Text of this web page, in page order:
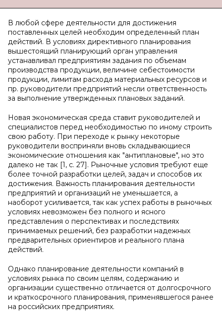
В любой сфере деятельности для достижения
поставленных целей необходим определенный план
действий. В условиях директивного планирования
вышестоящий планирующий орган управления
устанавливал предприятиям задания по объемам
производства продукции, величине себестоимости
продукции, лимитам расхода материальных ресурсов и
пр. руководители предприятий несли ответственность
за выполнение утвержденных плановых заданий.
Новая экономическая среда ставит руководителей и
специалистов перед необходимостью по иному строить
свою работу. При переходе к рынку некоторые
руководители восприняли вновь складывающиеся
экономические отношения как "антиплановые", но это
далеко не так [1, с. 27]. Рыночные условия требуют еще
более точной разработки целей, задач и способов их
достижения. Важность планирования деятельности
предприятий и организаций не уменьшается, а
наоборот усиливается, так как успех работы в рыночных
условиях невозможен без полного и ясного
представления о перспективах и последствиях
принимаемых решений, без разработки надежных
предварительных ориентиров и реального плана
действий.
Однако планирование деятельности компаний в
условиях рынка по своим целям, содержанию и
организации существенно отличается от долгосрочного
и краткосрочного планирования, применявшегося ранее
на российских предприятиях.